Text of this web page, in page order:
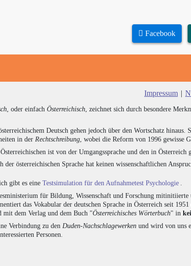
Facebook
Impressum |
, oder einfach Österreichisch , zeichnet sich durch besondere
Deutsch gehen jedoch über den Wortschatz
in der Rechtschreibung , wobei die Reform von 1996 gewisse
ist von der Umgangssprache und den in
der österreichischen Sprache hat keinen wissenschaftlichen
gibt es eine Testsimulation für den Aufnahmetest Psychologie
für Bildung, Wissenschaft und Forschung
das Vokabular der deutschen Sprache in Österreich seit
mit dem Verlag und dem Buch "Österreichisches Wörterbuch" in
Verbindung zu den Duden-Nachschlagewerken und wird von uns
Personen.